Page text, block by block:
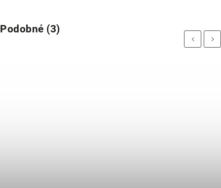
Podobné (3)
Previous Next